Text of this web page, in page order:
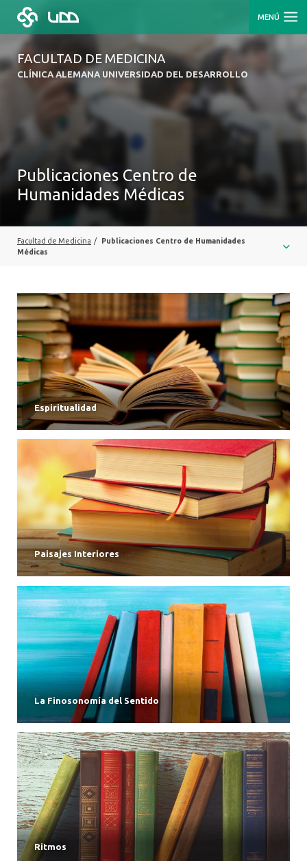
MENÚ
FACULTAD DE MEDICINA
CLÍNICA ALEMANA UNIVERSIDAD DEL DESARROLLO
Publicaciones Centro de
Humanidades Médicas
Facultad de Medicina /
Publicaciones Centro de Humanidades
Médicas
Espiritualidad
Paisajes Interiores
La Finosonomía del Sentido
Ritmos